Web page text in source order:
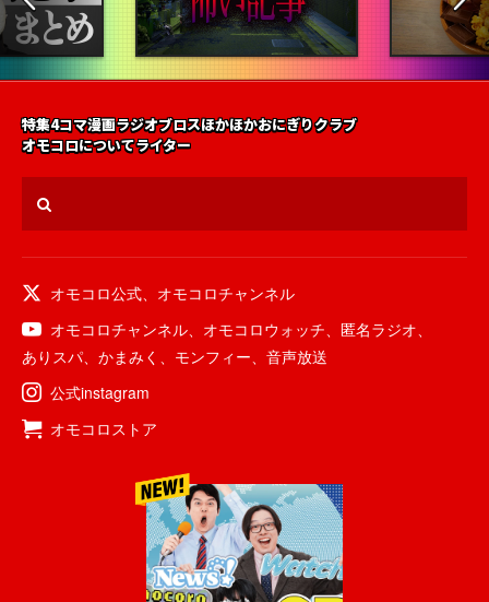
特集4コマ漫画ラジオブロスほかほかおにぎりクラブ
オモコロについてライター
オモコロ公式
オモコロチャンネル
オモコロチャンネル
オモコロウォッチ 匿名ラジオ
ありスパ
かまみく モンフィー
音声放送
公式instagram
オモコロストア